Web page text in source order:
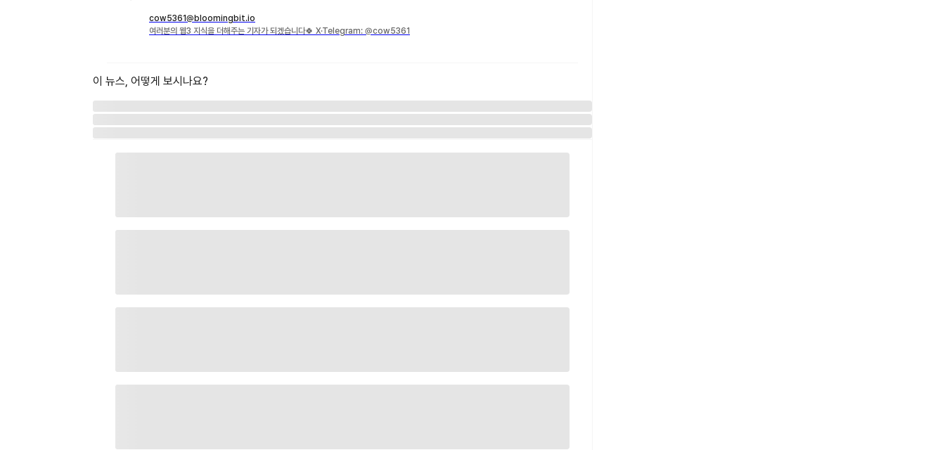
cow5361@bloomingbit.io
여러분의 웹3 지식을 더해주는 기자가 되겠습니다🍀 X·Telegram: @cow5361
이 뉴스, 어떻게 보시나요?